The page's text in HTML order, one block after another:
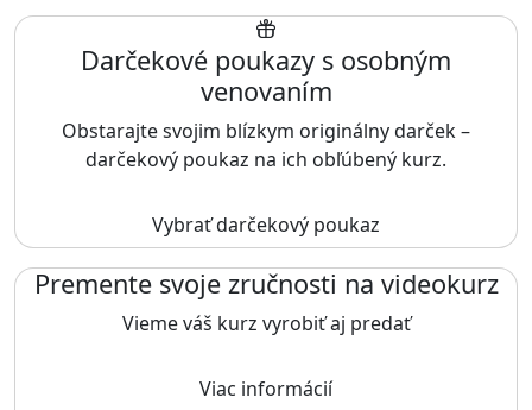
Darčekové poukazy s osobným
venovaním
Obstarajte svojim blízkym originálny darček –
darčekový poukaz na ich obľúbený kurz.
Vybrať darčekový poukaz
Premente svoje zručnosti na videokurz
Vieme váš kurz vyrobiť aj predať
Viac informácií